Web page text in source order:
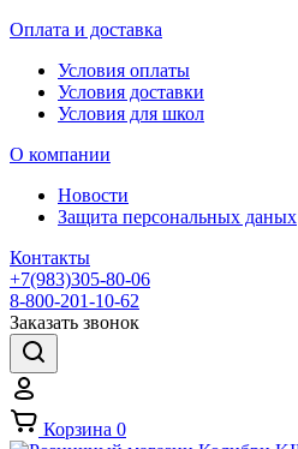
Оплата и доставка
Условия оплаты
Условия доставки
Условия для школ
О компании
Новости
Защита персональных даных
Контакты
+7(983)305-80-06
8-800-201-10-62
Заказать звонок
Корзина 0